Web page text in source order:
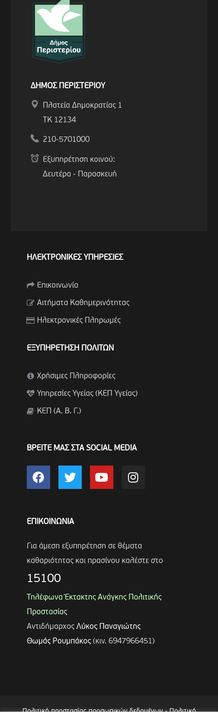
ΔΗΜΟΣ ΠΕΡΙΣΤΕΡΙΟΥ
Πλατεία Δημοκρατίας 1
ΤΚ 12134
210-5701000
Εξυπηρέτηση κοινού:
Δευτέρα - Παρασκευή
ΗΛΕΚΤΡΟΝΙΚΕΣ ΥΠΗΡΕΣΙΕΣ
Επικοινωνία
Αιτήματα Καθημερινότητας
Ηλεκτρονικές Πληρωμές
ΕΞΥΠΗΡΕΤΗΣΗ ΠΟΛΙΤΩΝ
Χρήσιμες Πληροφορίες
Υπηρεσίες Υγείας (ΚΕΠ Υγείας)
ΚΕΠ (Α. Β. Γ.)
ΒΡΕΙΤΕ ΜΑΣ ΣΤΑ SOCIAL MEDIA
ΕΠΙΚΟΙΝΩΝΙΑ
Για άμεση εξυπηρέτηση σε θέματα
καθαριότητας και πρασίνου καλέστε στο
15100
Τηλέφωνα Έκτακτης Ανάγκης Πολιτικής
Προστασίας
Αντιδήμαρχος Λύκος Παναγιώτης
Θωμάς Ρουμπάκος(κιν. 6947966451)
Πολιτική προστασίας προσωπικών δεδομένων-Πολιτική